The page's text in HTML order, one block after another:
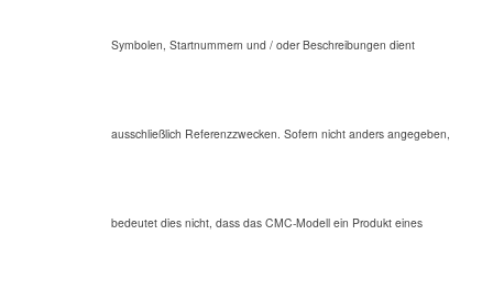
Symbolen, Startnummern und / oder Beschreibungen dient
ausschließlich Referenzzwecken. Sofern nicht anders angegeben,
bedeutet dies nicht, dass das CMC-Modell ein Produkt eines